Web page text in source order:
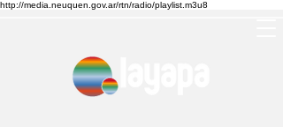
http://media.neuquen.gov.ar/rtn/radio/playlist.m3u8